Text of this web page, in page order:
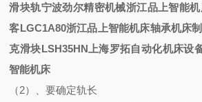
滑块轨宁波劲尔精密机械浙江品上智能
客LGC1A80浙江品上智能机床轴承机床
克滑块LSH35HN上海罗拓自动化机床设
智能机床
（2）、要确定轨长